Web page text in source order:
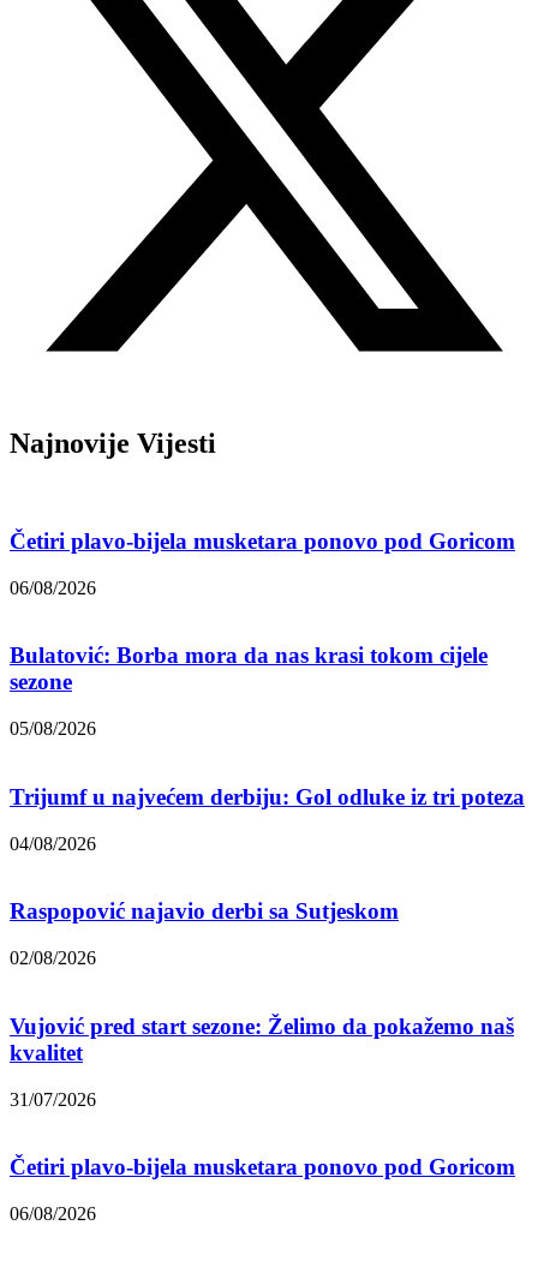
Najnovije Vijesti
Četiri plavo-bijela musketara ponovo pod Goricom
06/08/2026
Bulatović: Borba mora da nas krasi tokom cijele
sezone
05/08/2026
Trijumf u najvećem derbiju: Gol odluke iz tri poteza
04/08/2026
Raspopović najavio derbi sa Sutjeskom
02/08/2026
Vujović pred start sezone: Želimo da pokažemo naš
kvalitet
31/07/2026
Četiri plavo-bijela musketara ponovo pod Goricom
06/08/2026